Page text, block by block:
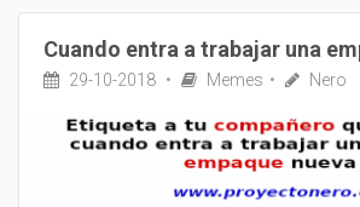
Cuando entra a trabajar una
29-10-2018 Memes Nero